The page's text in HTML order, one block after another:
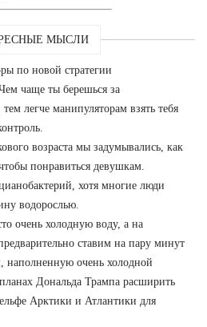
МЫСЛИ
по новой стратегии
чаще ты берешься за
легче манипуляторам взять тебя
возраста мы задумывались, как
понравиться девушкам.
хотя многие люди
водорослью.
очень холодную воду, а на
ставим на пару минут
очень холодной
Дональда Трампа расширить
Арктики и Атлантики для